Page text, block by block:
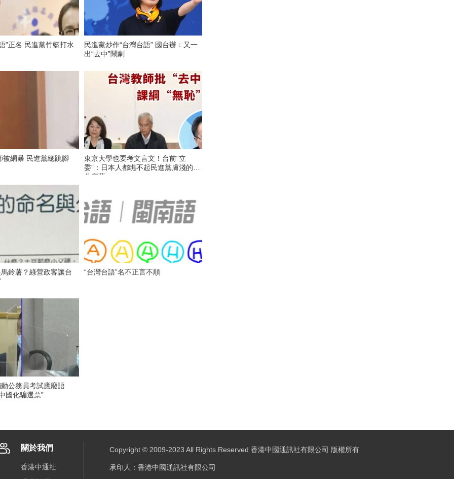
”正名 民進黨竹籃打水
民進黨炒作“台灣台語” 國台辦：又一
出“去中”鬧劇
被網暴 民進黨總跳腳
東京大學也要考文言文！台前“立
委”：日本人都瞧不起民進黨膚淺的文
化底蘊
馬鈴薯？綠營政客讓台
“台灣台語”名不正言不順
動公務員考試應廢語
國化騙選票”
關於我們
香港中通社
Copyright © 2009-2023 All Rights Reserved 香港中國通訊社有限公司 版權所有
承印人：香港中國通訊社有限公司